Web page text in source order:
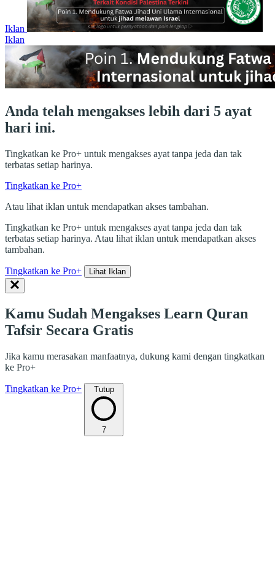
Iklan
Iklan
Anda telah mengakses lebih dari 5 ayat
hari ini.
Tingkatkan ke Pro+ untuk mengakses ayat tanpa jeda dan tak
terbatas setiap harinya.
Tingkatkan ke Pro+
Atau lihat iklan untuk mendapatkan akses tambahan.
Tingkatkan ke Pro+ untuk mengakses ayat tanpa jeda dan tak
terbatas setiap harinya. Atau lihat iklan untuk mendapatkan akses
tambahan.
Tingkatkan ke Pro+ Lihat Iklan
Kamu Sudah Mengakses Learn Quran
Tafsir Secara Gratis
Jika kamu merasakan manfaatnya, dukung kami dengan tingkatkan
ke Pro+
Tingkatkan ke Pro+ Tutup
7